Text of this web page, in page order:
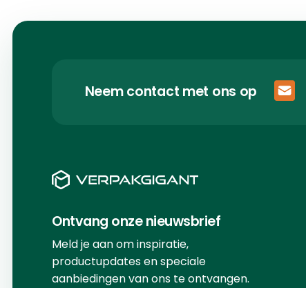
Neem contact met ons op
Ontvang onze nieuwsbrief
Meld je aan om inspiratie,
productupdates en speciale
aanbiedingen van ons te ontvangen.